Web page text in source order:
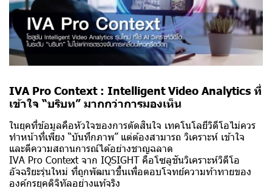
IVA Pro Context : Intelligent Video Analytics ที่
เข้าใจ “บริบท” มากกว่าการมองเห็น
ในยุคที่ข้อมูลคือหัวใจของการตัดสินใจ เทคโนโลยีวิดีโอไม่ควร
ทำหน้าที่เพียง “บันทึกภาพ” แต่ต้องสามารถ วิเคราะห์ เข้าใจ
และตีความสถานการณ์ได้อย่างชาญฉลาด
IVA Pro Context จาก IQSIGHT คือโซลูชันวิเคราะห์วิดีโอ
อัจฉริยะรุ่นใหม่ ที่ถูกพัฒนาขึ้นเพื่อตอบโจทย์ความท้าทายของ
องค์กรยุคดิจิทัลอย่างแท้จริง